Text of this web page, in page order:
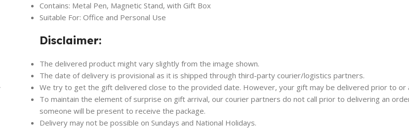
Contains: Metal Pen, Magnetic Stand, with Gift Box
Suitable For: Office and Personal Use
Disclaimer:
The delivered product might vary slightly from the image shown.
The date of delivery is provisional as it is shipped through third-party courier/logistics partners.
We try to get the gift delivered close to the provided date. However, your gift may be delivered prior to
To maintain the element of surprise on gift arrival, our courier partners do not call prior to delivering an
someone will be present to receive the package.
Delivery may not be possible on Sundays and National Holidays.